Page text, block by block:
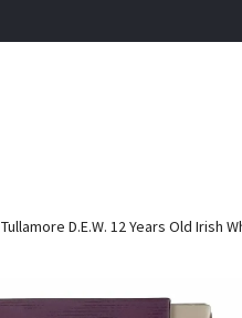
Tullamore D.E.W. 12 Years Old Irish